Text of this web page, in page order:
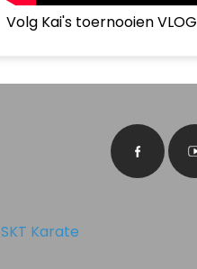
Volg Kai's toernooien VLOG
SKT Karate